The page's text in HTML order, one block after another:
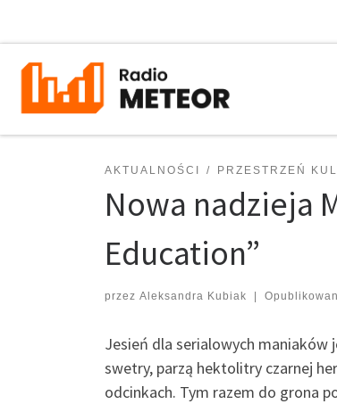
AKTUALNOŚCI PRZESTRZEŃ
Nowa nadzieja
Education”
przez Aleksandra Kubiak |
Jesień dla serialowych maniaków
swetry, parzą hektolitry czarnej
odcinkach. Tym razem do grona